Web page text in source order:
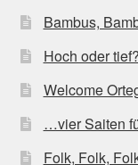
Bambus,
Hoch oder tief?
Welcome
…vier Saiten
Folk, Folk,